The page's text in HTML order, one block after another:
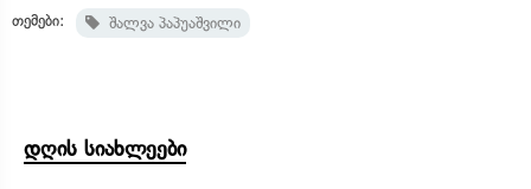
თემები: შალვა პაპუაშვილი
დღის სიახლეები